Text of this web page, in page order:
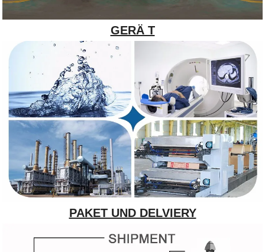
GERÄ T
PAKET UND DELVIERY